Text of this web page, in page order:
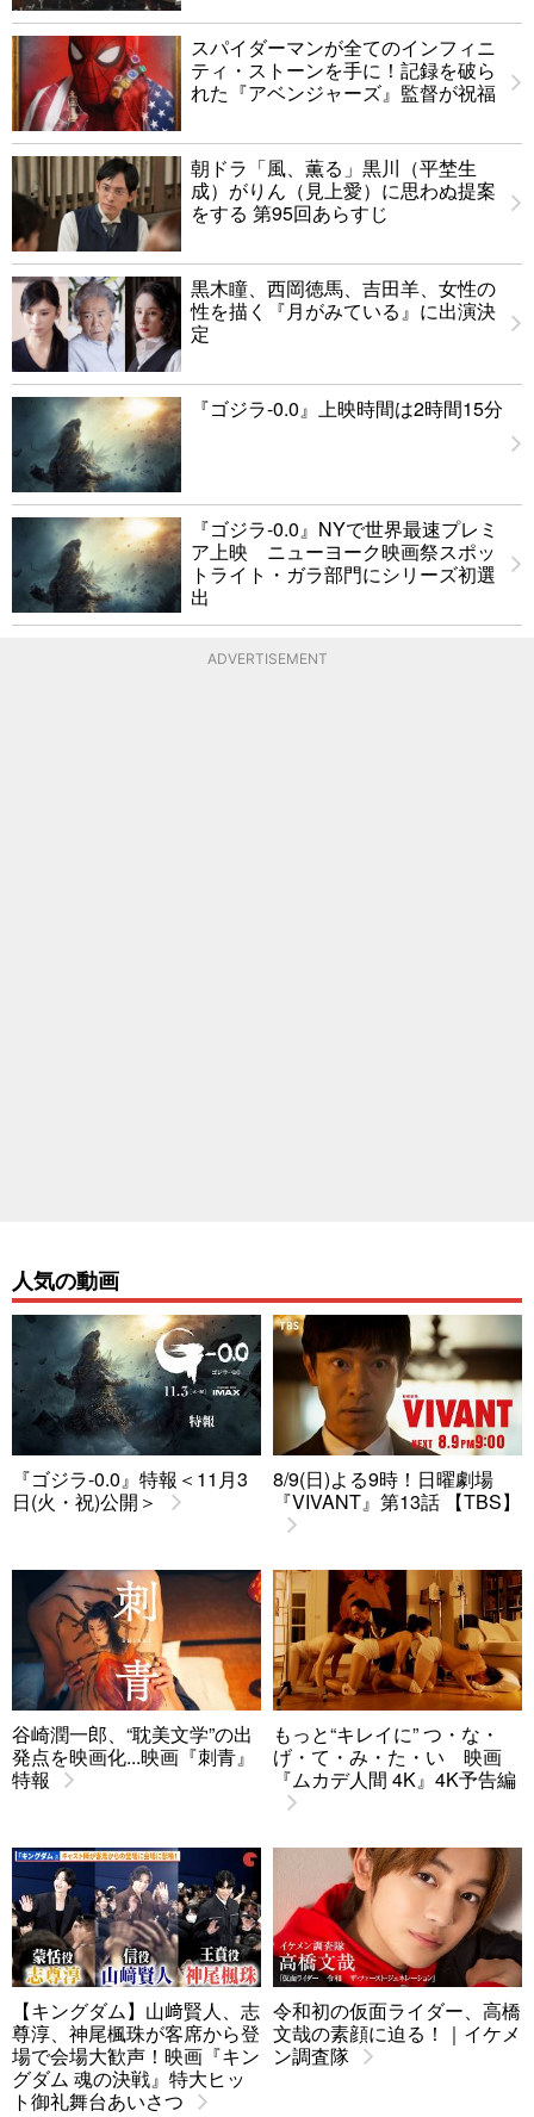
スパイダーマンが全てのインフィニ
ティ・ストーンを手に！記録を破ら
れた『アベンジャーズ』監督が祝福
朝ドラ「風、薫る」黒川（平埜生
成）がりん（見上愛）に思わぬ提案
をする 第95回あらすじ
黒木瞳、西岡徳馬、吉田羊、女性の
性を描く『月がみている』に出演決
定
『ゴジラ-0.0』上映時間は2時間15分
『ゴジラ-0.0』NYで世界最速プレミ
ア上映 ニューヨーク映画祭スポッ
トライト・ガラ部門にシリーズ初選
出
ADVERTISEMENT
人気の動画
『ゴジラ-0.0』特報＜11月3
日(火・祝)公開＞
8/9(日)よる9時！日曜劇場
『VIVANT』第13話 【TBS】
谷崎潤一郎、“耽美文学”の出
発点を映画化...映画『刺青』
特報
もっと“キレイに” つ・な・
げ・て・み・た・い 映画
『ムカデ人間 4K』4K予告編
【キングダム】山﨑賢人、志
尊淳、神尾楓珠が客席から登
場で会場大歓声！映画『キン
グダム 魂の決戦』特大ヒッ
ト御礼舞台あいさつ
令和初の仮面ライダー、高橋
文哉の素顔に迫る！｜イケメ
ン調査隊